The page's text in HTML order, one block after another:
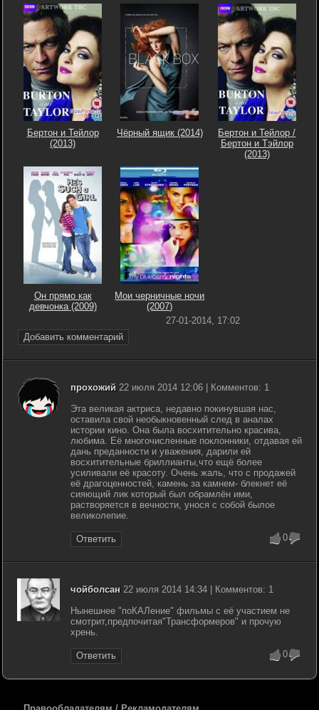
Бертон и Тейлор
(2013)
Чёрный ящик (2014)
Бертон и Тейлор /
Бертон и Тэйлор
(2013)
Он прямо как
девчонка (2009)
Мои черничные ночи
(2007)
Добавить комментарий
27-01-2014, 17:02
прохожий 22 июля 2014 12:06 | Комментов: 1
Эта великая актриса, недавно покинувшая нас,
оставила свой необыкновенный след в аналах
истории кино. Она была восхитительно красива,
любима. Её многочисленные поклонники, отдавая ей
дань преданности и уважения, дарили ей
восхитительные бриллианты,что ещё более
усиливали её красоту. Очень жаль, что с продажей
её драгоценностей, камень за камнем- блекнет её
сияющий лик который был обрамлён ими,
растворяется в вечности, унося с собой былое
великолепие.
Ответить 0
чойболсан 22 июля 2014 14:34 | Комментов: 1
Нынешнее "поКАЛение" фильмы с её участием не
смотрит,предпочитая"Трансформеров" и прочую
хрень.
Ответить 0